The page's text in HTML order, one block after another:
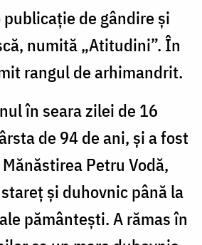
publicație de gândire și
numită „Atitudini”. În
rangul de arhimandrit.
în seara zilei de 16
de 94 de ani, și a fost
Petru Vodă,
și duhovnic până la
pământești. A rămas în